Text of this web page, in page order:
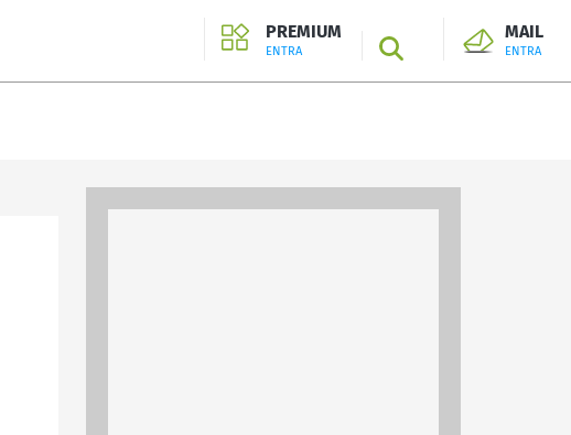
PREMIUM
ENTRA SEARCH
MAIL
ENTRA